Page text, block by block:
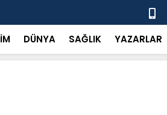
Başkan
DÜNYA SAĞLIK YAZARLAR